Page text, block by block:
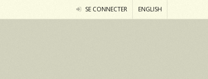
SE CONNECTER ENGLISH